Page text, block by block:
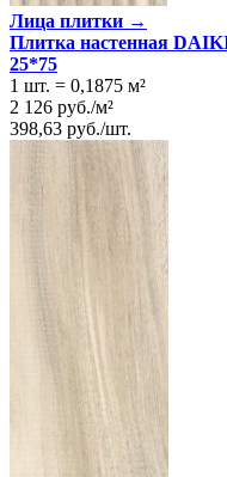
Лица плитки →
Плитка настенная
25*75
1 шт. = 0,1875 м²
2 126 руб./м²
398,63 руб./шт.